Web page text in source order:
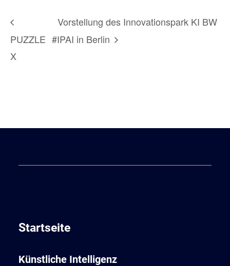
PUZZLE
X
Vorstellung des Innovationspark KI BW
#IPAI in Berlin
Startseite
Künstliche Intelligenz